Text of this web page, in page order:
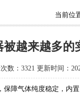
当前位
被越来越多的
数：3321 更新时间：
障气体纯度稳定，内